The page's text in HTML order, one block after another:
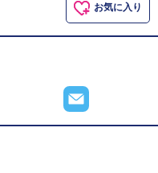
お気に入り